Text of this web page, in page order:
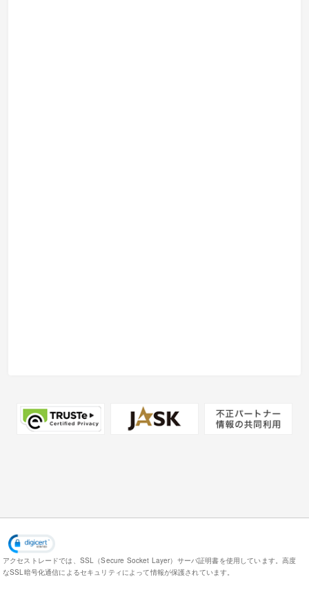
アクセストレードでは、SSL（Secure Socket Layer）サーバ証明書を使用しています。高度
なSSL暗号化通信によるセキュリティによって情報が保護されています。